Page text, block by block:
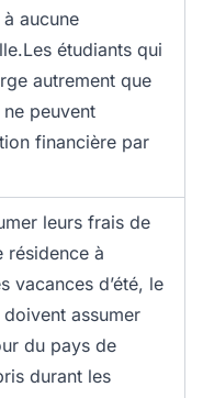
aucune
étudiants qui
autrement que
peuvent
financière par
leurs frais de
résidence à
vacances d’été, le
assumer
du pays de
durant les